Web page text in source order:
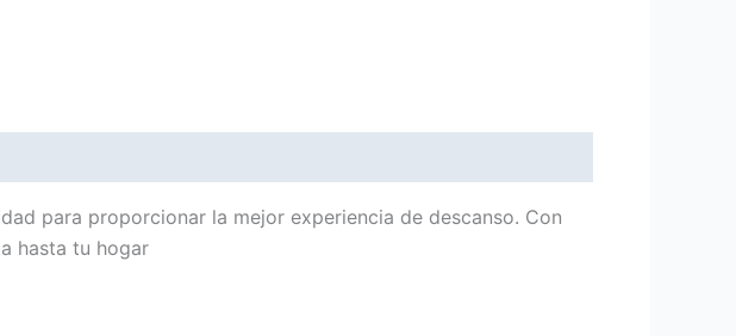
para proporcionar la mejor experiencia de descanso. Con
hasta tu hogar